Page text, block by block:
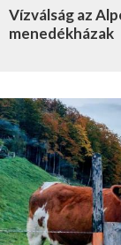
Vízválság az
menedékházak